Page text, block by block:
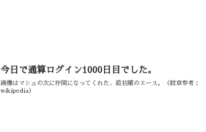
今日で通算ログイン1000日目でした。
画像はマシュの次に仲間になってくれた、最初期のエース。（紋章参考：
wikipedia）